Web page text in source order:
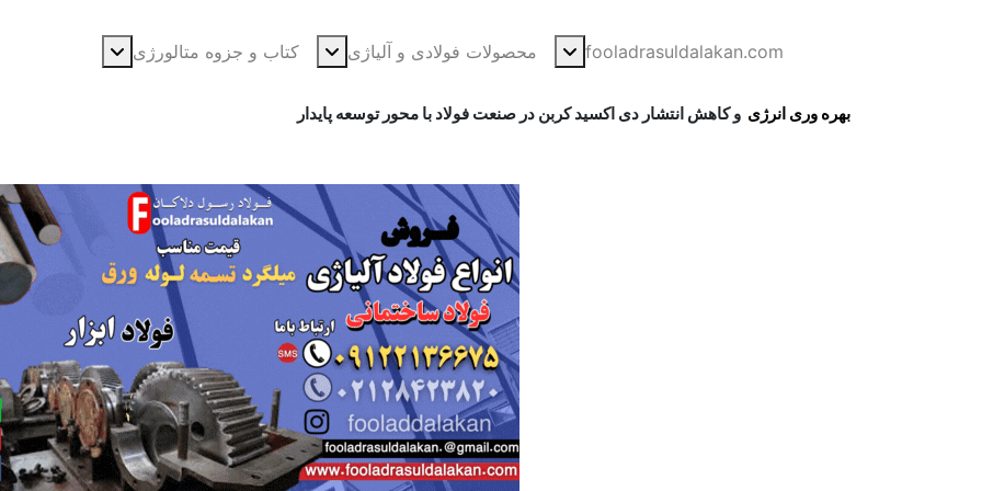
فولاد آلیاژی-میلگرد آلیاژی-تسمه آلیاژی-ورق آلیاژی-لوله آلیاژی-نبشی فولادی-ناودانی فولادی-قیمت ورق-قیمت فولاد
fooladrasuldalakan.com
محصولات فولادی و آلیاژی کتاب و جزوه متالورژی
بهره وری انرژی و کاهش انتشار دی اکسید کربن در صنعت فولاد با محور توسعه پایدار